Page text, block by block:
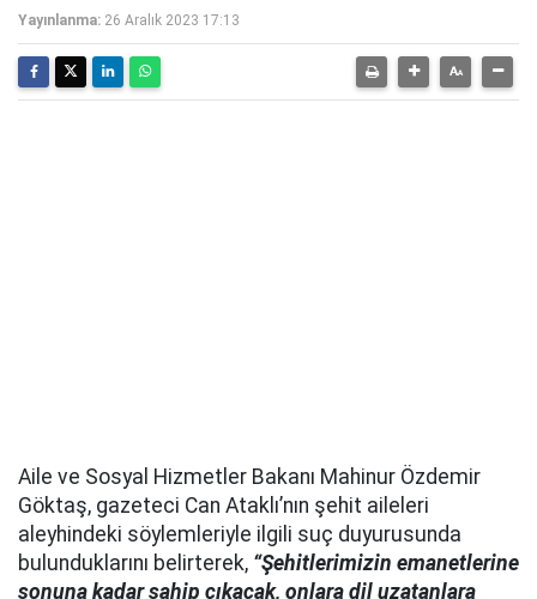
Yayınlanma: 26 Aralık 2023 17:13
Aile ve Sosyal Hizmetler Bakanı Mahinur Özdemir
Göktaş, gazeteci Can Ataklı’nın şehit aileleri
aleyhindeki söylemleriyle ilgili suç duyurusunda
bulunduklarını belirterek, “Şehitlerimizin emanetlerine
sonuna kadar sahip çıkacak, onlara dil uzatanlara